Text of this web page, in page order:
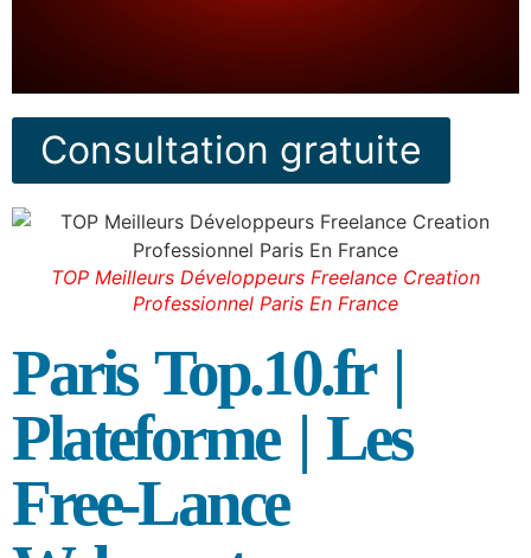
Consultation gratuite
TOP Meilleurs Développeurs Freelance Creation
Professionnel Paris En France
Paris Top.10.fr |
Plateforme | Les
Free-Lance